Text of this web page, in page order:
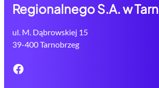
Regionalnego S.A. w
ul. M. Dąbrowskiej 15
39-400 Tarnobrzeg
Facebook